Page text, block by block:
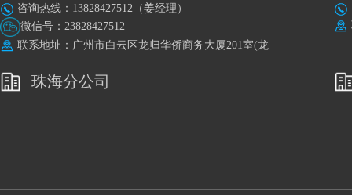
咨询热线：13828427512（姜经理）
微信号：23828427512
联系地址：广州市白云区龙归华侨商务大厦201室(龙
珠海分公司